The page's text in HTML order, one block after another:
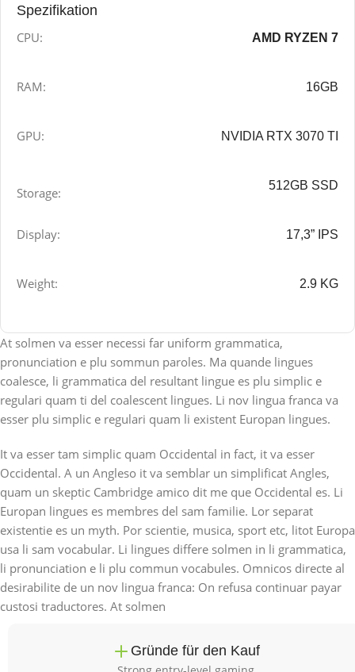
Spezifikation
CPU:
AMD RYZEN 7
RAM: 16GB
GPU: NVIDIA RTX 3070 TI
Storage: 512GB SSD
Display: 17,3” IPS
Weight: 2.9 KG
At solmen va esser necessi far uniform grammatica,
pronunciation e plu sommun paroles. Ma quande lingues
coalesce, li grammatica del resultant lingue es plu simplic e
regulari quam ti del coalescent lingues. Li nov lingua franca va
esser plu simplic e regulari quam li existent Europan lingues.
It va esser tam simplic quam Occidental in fact, it va esser
Occidental. A un Angleso it va semblar un simplificat Angles,
quam un skeptic Cambridge amico dit me que Occidental es. Li
Europan lingues es membres del sam familie. Lor separat
existentie es un myth. Por scientie, musica, sport etc, litot Europa
usa li sam vocabular. Li lingues differe solmen in li grammatica,
li pronunciation e li plu commun vocabules. Omnicos directe al
desirabilite de un nov lingua franca: On refusa continuar payar
custosi traductores. At solmen
Gründe für den Kauf